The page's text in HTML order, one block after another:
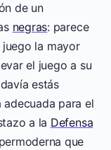
de un
negras: parece
la mayor
el juego a su
estás
para el
a la Defensa
que